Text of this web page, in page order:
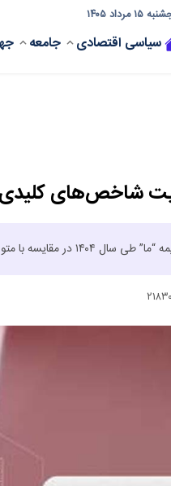
۱۵ مرداد ۱۴۰۵
سیاسی اقتصادی جامعه
شاخص‌های
از جایگاه بهینه آن حکایت دارد.
۲۱۸۳۰